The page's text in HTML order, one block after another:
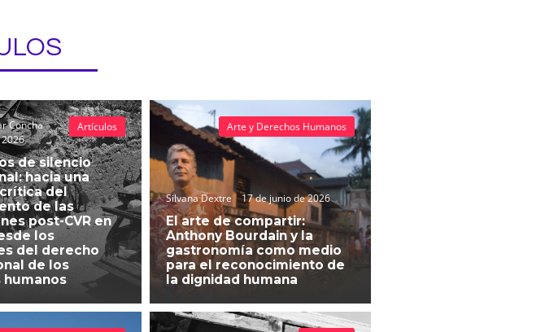
Concha
de silencio
hacia una
del
de las
post-CVR en
los
del derecho
de los
Artículos
Silvana Dextre 17 de junio de 2026
El arte de compartir:
Anthony Bourdain y la
gastronomía como medio
para el reconocimiento de
la dignidad humana
Arte y Derechos Humanos